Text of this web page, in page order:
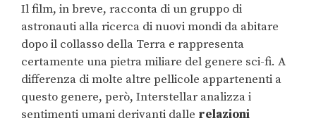
Il film, in breve, racconta di un gruppo di
astronauti alla ricerca di nuovi mondi da abitare
dopo il collasso della Terra e rappresenta
certamente una pietra miliare del genere sci-fi. A
differenza di molte altre pellicole appartenenti a
questo genere, però, Interstellar analizza i
sentimenti umani derivanti dalle relazioni